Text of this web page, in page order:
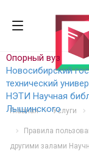
Опорный вуз
Новосибирский
технический уни
НЭТИ Научная
Лыщинского
Главная Услуги
Правила
другими залами